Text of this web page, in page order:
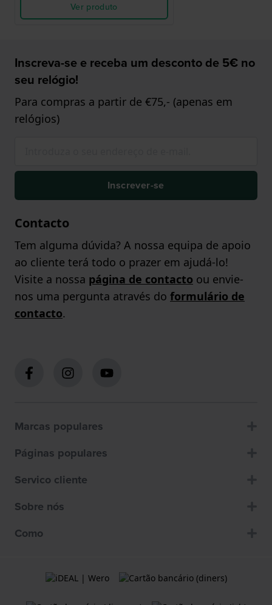
Ver produto
Inscreva-se e receba um desconto de 5€ no
seu relógio!
Para compras a partir de €75,- (apenas em
relógios)
Inscrever-se
Contacto
Tem alguma dúvida? A nossa equipa de apoio
ao cliente terá todo o prazer em ajudá-lo!
Visite a nossa página de contacto ou envie-
nos uma pergunta através do formulário de
contacto.
Marcas populares
Páginas populares
Servico cliente
Sobre nós
Como